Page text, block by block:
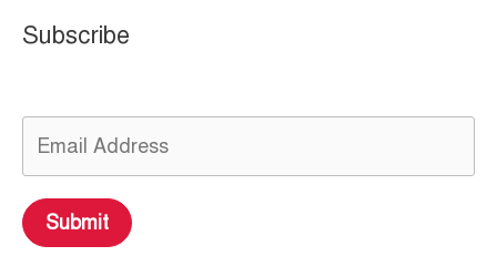
Subscribe
Submit